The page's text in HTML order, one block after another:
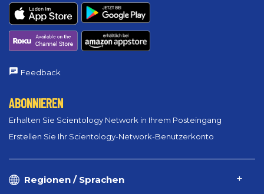
Feedback
ABONNIEREN
Erhalten Sie Scientology Network in Ihrem Posteingang
Erstellen Sie Ihr Scientology-Network-Benutzerkonto
Regionen / Sprachen